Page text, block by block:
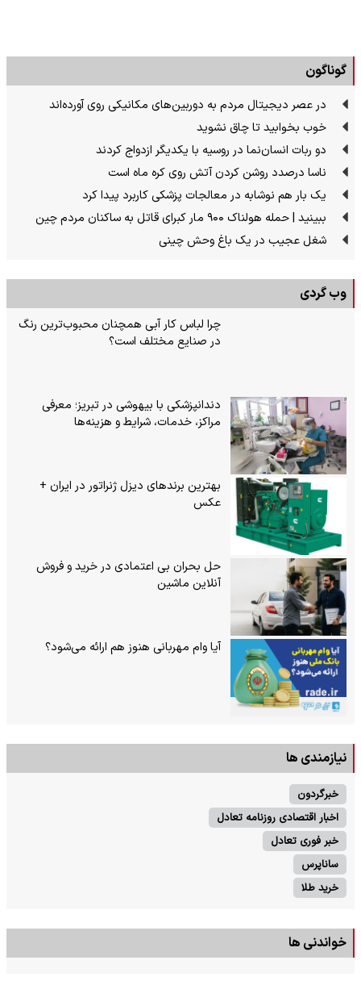
گوناگون
در عصر دیجیتال مردم به دوربین‌های مکانیکی روی آورده‌اند
خوب بخوابید تا چاق نشوید
دو ربات انسان‌نما در روسیه با یکدیگر ازدواج کردند
ناسا درصدد روشن کردن آتش روی کره ماه است
یک بار هم نوشابه در معالجات پزشکی کاربرد پیدا کرد
ببینید | حمله هولناک ۹۰۰ مار کبرای قاتل به ساکنان مردم چین
شغل عجیب در یک باغ وحش چینی
وب گردی
چرا لباس کار آبی همچنان محبوب‌ترین رنگ
در صنایع مختلف است؟
دندانپزشکی با بیهوشی در تبریز؛ معرفی
مراکز، خدمات، شرایط و هزینه‌ها
بهترین برندهای دیزل ژنراتور در ایران +
عکس
حل بحران بی‌ اعتمادی در خرید و فروش
آنلاین ماشین
آیا وام مهربانی هنوز هم ارائه می‌شود؟
نیازمندی ها
خبرگردون
اخبار اقتصادی روزنامه تعادل
خبر فوری تعادل
ساناپرس
خرید طلا
خواندنی ها